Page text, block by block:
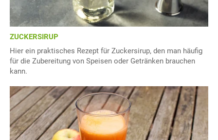
ZUCKERSIRUP
Hier ein praktisches Rezept für Zuckersirup, den man häufig
für die Zubereitung von Speisen oder Getränken brauchen
kann.